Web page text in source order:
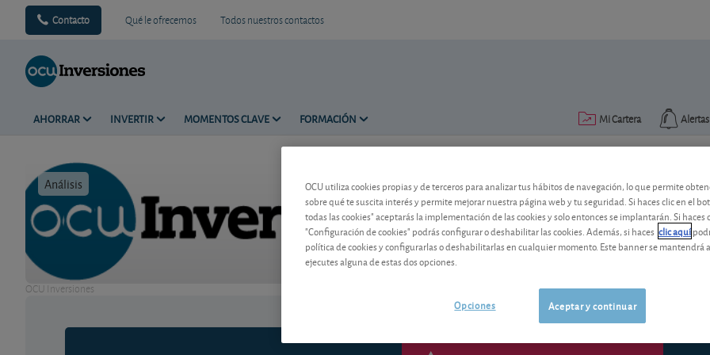
Contacto Qué le ofrecemos Todos nuestros contactos
AHORRAR INVERTIR MOMENTOS CLAVE FORMACIÓN Alertas
Mi Cartera
Análisis Tiempo de lectura: 2 min.
OCU Inversiones
Adolfo Domínguez:
La compañía de moda Adolfo
OCU utiliza cookies propias y de terceros para analizar tus hábitos de navegación, lo que permite
sobre qué te suscita interés y permite mejorar nuestra página web y tu seguridad. Si haces clic en el
todas las cookies" aceptarás la implementación de las cookies y solo entonces se implantarán. Si haces
"Configuración de cookies" podrás configurar o deshabilitar las cookies. Además, si haces clic aquí
política de cookies y configurarlas o deshabilitarlas en cualquier momento. Este banner se mantendrá
ejecutes alguna de estas dos opciones.
Aceptar y continuar
Opciones